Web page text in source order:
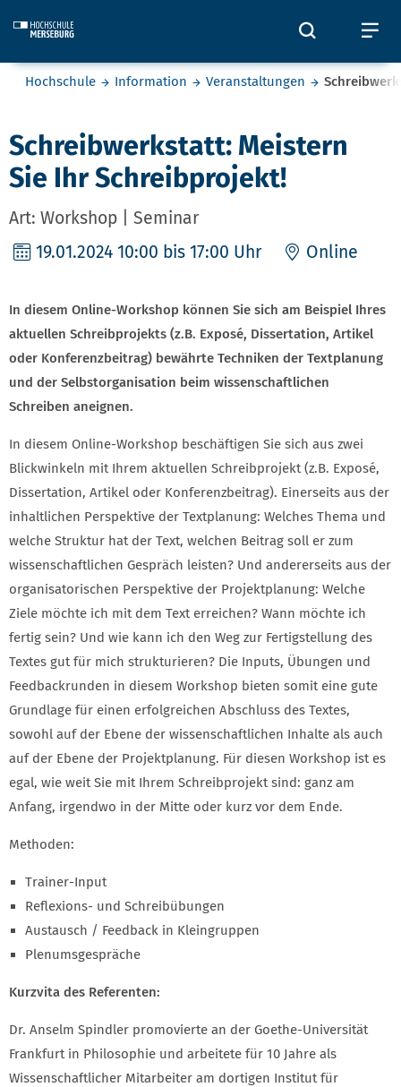
Öffnet
Sie befinden sich hier:
Hochschule Information Veranstaltungen
Schreibwerkstatt: Meistern
Sie Ihr Schreibprojekt!
Art: Workshop | Seminar
19.01.2024 10:00 bis 17:00 Uhr Online
In diesem Online-Workshop können Sie sich am Beispiel Ihres
aktuellen Schreibprojekts (z.B. Exposé, Dissertation, Artikel
oder Konferenzbeitrag) bewährte Techniken der Textplanung
und der Selbstorganisation beim wissenschaftlichen
Schreiben aneignen.
In diesem Online-Workshop beschäftigen Sie sich aus zwei
Blickwinkeln mit Ihrem aktuellen Schreibprojekt (z.B. Exposé,
Dissertation, Artikel oder Konferenzbeitrag). Einerseits aus der
inhaltlichen Perspektive der Textplanung: Welches Thema und
welche Struktur hat der Text, welchen Beitrag soll er zum
wissenschaftlichen Gespräch leisten? Und andererseits aus der
organisatorischen Perspektive der Projektplanung: Welche
Ziele möchte ich mit dem Text erreichen? Wann möchte ich
fertig sein? Und wie kann ich den Weg zur Fertigstellung des
Textes gut für mich strukturieren? Die Inputs, Übungen und
Feedbackrunden in diesem Workshop bieten somit eine gute
Grundlage für einen erfolgreichen Abschluss des Textes,
sowohl auf der Ebene der wissenschaftlichen Inhalte als auch
auf der Ebene der Projektplanung. Für diesen Workshop ist es
egal, wie weit Sie mit Ihrem Schreibprojekt sind: ganz am
Anfang, irgendwo in der Mitte oder kurz vor dem Ende.
Methoden:
Trainer-Input
Reflexions- und Schreibübungen
Austausch / Feedback in Kleingruppen
Plenumsgespräche
Kurzvita des Referenten:
Dr. Anselm Spindler promovierte an der Goethe-Universität
Frankfurt in Philosophie und arbeitete für 10 Jahre als
Wissenschaftlicher Mitarbeiter am dortigen Institut für